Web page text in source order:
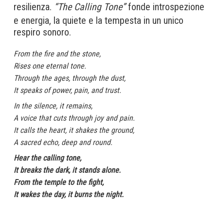
resilienza. “The Calling Tone”fonde introspezione
e energia, la quiete e la tempesta in un unico
respiro sonoro.
From the fire and the stone,
Rises one eternal tone.
Through the ages, through the dust,
It speaks of power, pain, and trust.
In the silence, it remains,
A voice that cuts through joy and pain.
It calls the heart, it shakes the ground,
A sacred echo, deep and round.
Hear the calling tone,
It breaks the dark, it stands alone.
From the temple to the fight,
It wakes the day, it burns the night.